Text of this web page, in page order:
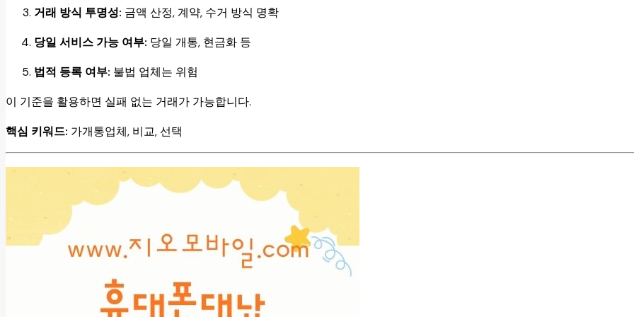
거래 방식 투명성: 금액 산정, 계약, 수거 방식 명확
당일 서비스 가능 여부: 당일 개통, 현금화 등
법적 등록 여부: 불법 업체는 위험
이 기준을 활용하면 실패 없는 거래가 가능합니다.
핵심 키워드: 가개통업체, 비교, 선택